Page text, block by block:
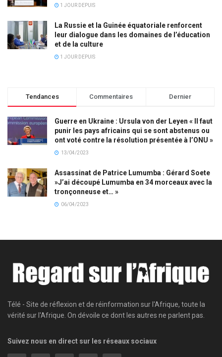
1 JOUR DEPUIS
La Russie et la Guinée équatoriale renforcent
leur dialogue dans les domaines de l’éducation
et de la culture
1 JOUR DEPUIS
Tendances Commentaires Dernier
Guerre en Ukraine : Ursula von der Leyen « Il faut
punir les pays africains qui se sont abstenus ou
ont voté contre la résolution présentée à l’ONU »
13/04/2023
Assassinat de Patrice Lumumba : Gérard Soete
»J’ai découpé Lumumba en 34 morceaux avec la
tronçonneuse et… »
06/04/2023
Télé - Site de réflexion et de réinformation sur l'Afrique, toute la
vérité sur l'Afrique. On dévoile ce dont les autres ne parlent pas.
Suivez nous en direct sur les réseaux sociaux